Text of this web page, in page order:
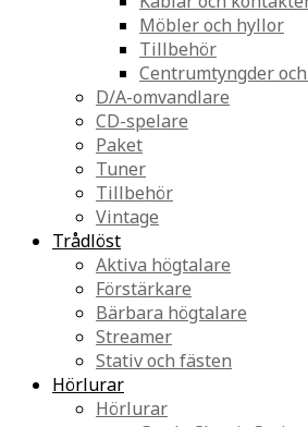
Möbler och hyllor
Tillbehör
Centrumtyngder
D/A-omvandlare
CD-spelare
Paket
Tuner
Tillbehör
Vintage
Trådlöst
Aktiva högtalare
Förstärkare
Bärbara högtalare
Streamer
Stativ och fästen
Hörlurar
Hörlurar